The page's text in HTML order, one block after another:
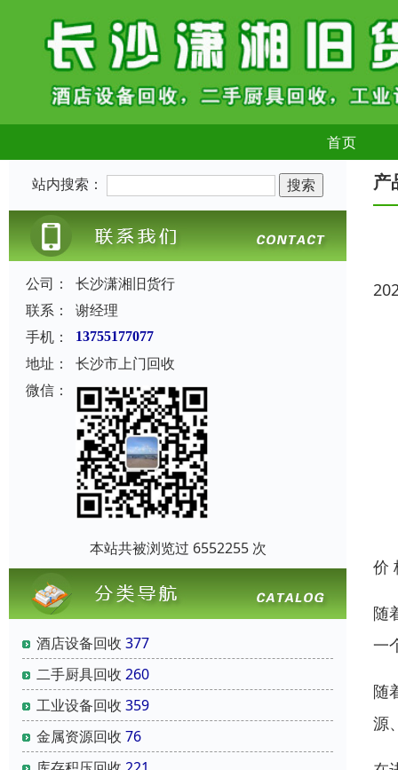
首页
站内搜索：
公司：
长沙潇湘旧货行
联系：
谢经理
手机：
13755177077
地址：
长沙市上门回收
微信：
本站共被浏览过 6552255 次
酒店设备回收 377
二手厨具回收 260
工业设备回收 359
金属资源回收 76
产
价
随
一
随
源